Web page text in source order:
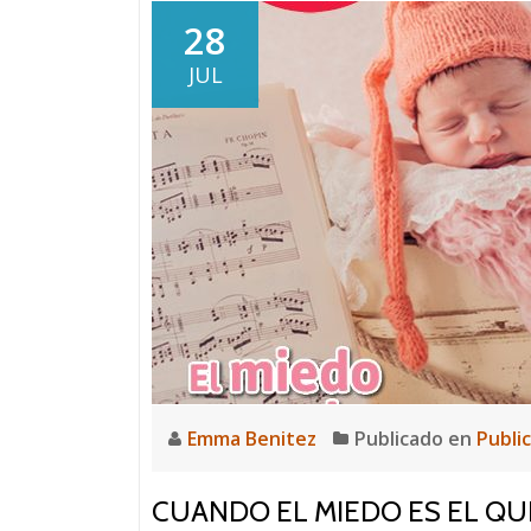
28
JUL
Emma Benitez Publicado en
CUANDO EL MIEDO ES EL